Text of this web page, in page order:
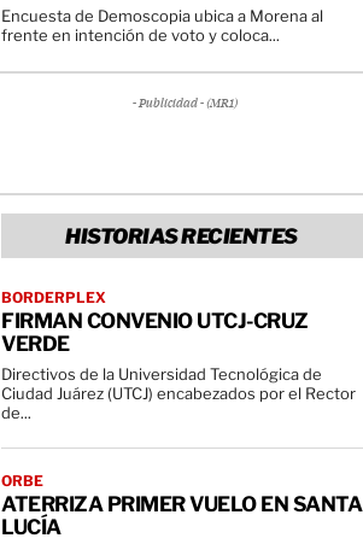
Encuesta de Demoscopia ubica a Morena al
frente en intención de voto y coloca...
- Publicidad - (MR1)
HISTORIAS RECIENTES
BORDERPLEX
FIRMAN CONVENIO UTCJ-CRUZ
VERDE
Directivos de la Universidad Tecnológica de
Ciudad Juárez (UTCJ) encabezados por el Rector
de...
ORBE
ATERRIZA PRIMER VUELO EN SANTA
LUCÍA